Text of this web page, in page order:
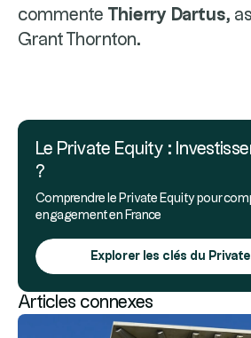
commente Thierry Dartus,
Grant Thornton.
Le Private Equity :
?
Comprendre le Private Equity pour
engagement en France
Explorer les clés du
Articles connexes